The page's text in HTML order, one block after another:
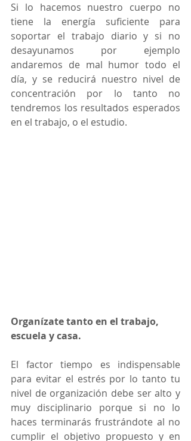
Si lo hacemos nuestro cuerpo no
tiene la energía suficiente para
soportar el trabajo diario y si no
desayunamos por ejemplo
andaremos de mal humor todo el
día, y se reducirá nuestro nivel de
concentración por lo tanto no
tendremos los resultados esperados
en el trabajo, o el estudio.
Organízate tanto en el trabajo,
escuela y casa.
El factor tiempo es indispensable
para evitar el estrés por lo tanto tu
nivel de organización debe ser alto y
muy disciplinario porque si no lo
haces terminarás frustrándote al no
cumplir el objetivo propuesto y en